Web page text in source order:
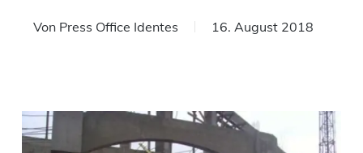
Von Press Office Identes 16. August 2018